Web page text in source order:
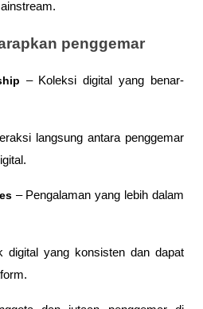
penggemar
– Koleksi digital yang benar-
langsung antara penggemar
– Pengalaman yang lebih dalam
digital yang konsisten dan dapat